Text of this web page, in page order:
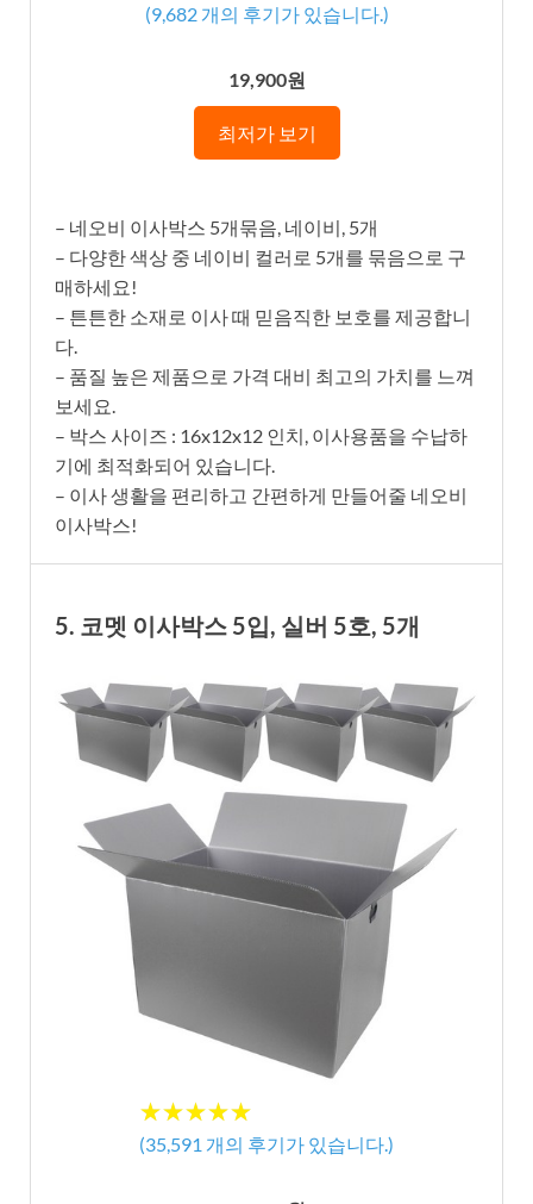
(9,682개의 후기가 있습니다.)
19,900원
최저가 보기
– 네오비 이사박스 5개묶음, 네이비, 5개
– 다양한 색상 중 네이비 컬러로 5개를 묶음으로 구
매하세요!
– 튼튼한 소재로 이사 때 믿음직한 보호를 제공합니
다.
– 품질 높은 제품으로 가격 대비 최고의 가치를 느껴
보세요.
– 박스 사이즈 : 16x12x12 인치, 이사용품을 수납하
기에 최적화되어 있습니다.
– 이사 생활을 편리하고 간편하게 만들어줄 네오비
이사박스!
5. 코멧 이사박스 5입, 실버 5호, 5개
★★★★★
★★★★★
(35,591 개의 후기가 있습니다.)